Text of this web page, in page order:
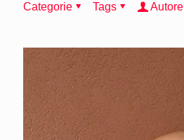
Categorie Tags Autore